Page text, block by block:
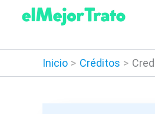
contenido
Inicio Créditos